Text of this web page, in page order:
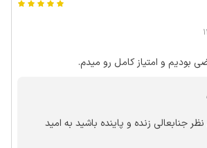
بودیم و امتیاز کامل رو میدم.
جنابعالی زنده و پاینده باشید به امید